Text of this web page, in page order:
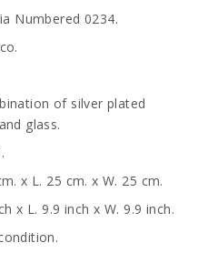
Numbered 0234.
of silver plated
glass.
x L. 25 cm. x W. 25 cm.
x L. 9.9 inch x W. 9.9 inch.